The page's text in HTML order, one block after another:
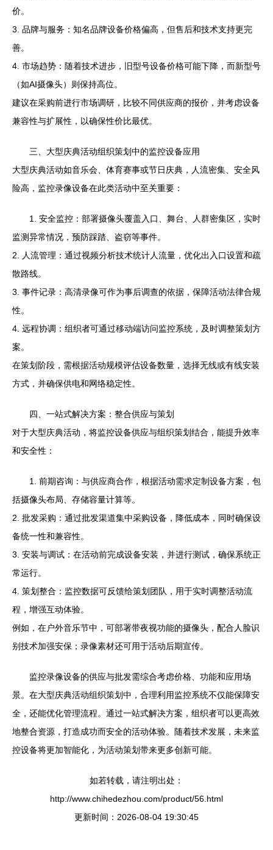
价。
3. 品牌与服务：知名品牌设备价格偏高，但售后和技术支持更完
善。
4. 市场趋势：随着技术进步，旧型号设备价格可能下降，而新型号
（如AI摄像头）则保持高位。
建议在采购前进行市场调研，比较不同供应商的报价，并考虑设备
兼容性与扩展性，以确保性价比最优。
三、大型庆典活动组织策划中的监控设备应用
大型庆典活动如音乐会、体育赛事或节日庆典，人流密集、安全风
险高，监控录像设备在此类活动中至关重要：
1. 安全监控：部署摄像头覆盖入口、舞台、人群密集区，实时
监测异常情况，预防踩踏、盗窃等事件。
2. 人流管理：通过视频分析技术统计人流量，优化出入口设置和疏
散路线。
3. 事件记录：高清录像可作为事后调查的依据，保障活动法律合规
性。
4. 远程协调：组织者可通过移动端访问监控系统，及时调整策划方
案。
在策划阶段，需根据活动规模评估设备数量，选择无线或有线安装
方式，并确保供电和网络稳定性。
四、一站式解决方案：整合供应与策划
对于大型庆典活动，将监控设备供应与组织策划结合，能提升效率
和安全性：
1. 前期咨询：与供应商合作，根据活动需求定制设备方案，包
括摄像头布局、存储容量计算等。
2. 批发采购：通过批发渠道集中采购设备，降低成本，同时确保设
备统一性和兼容性。
3. 安装与调试：在活动前完成设备安装，并进行测试，确保系统正
常运行。
4. 策划整合：监控数据可反馈给策划团队，用于实时调整活动流
程，增强互动体验。
例如，在户外音乐节中，可部署带夜视功能的摄像头，配合人脸识
别技术加强安保；录像素材还可用于活动后期宣传。
监控录像设备的供应与批发需综合考虑价格、功能和应用场
景。在大型庆典活动组织策划中，合理利用监控系统不仅能保障安
全，还能优化管理流程。通过一站式解决方案，组织者可以更高效
地整合资源，打造成功而安全的活动体验。随着技术发展，未来监
控设备将更加智能化，为活动策划带来更多创新可能。
如若转载，请注明出处：
http://www.chihedezhou.com/product/56.html
更新时间：2026-08-04 19:30:45